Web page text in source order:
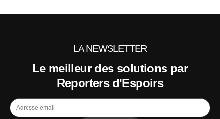
LA NEWSLETTER
Le meilleur des solutions par
Reporters d'Espoirs